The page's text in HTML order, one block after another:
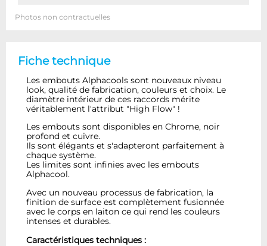
Photos non contractuelles
Fiche technique
Les embouts Alphacools sont nouveaux niveau
look, qualité de fabrication, couleurs et choix. Le
diamètre intérieur de ces raccords mérite
véritablement l'attribut "High Flow" !
Les embouts sont disponibles en Chrome, noir
profond et cuivre.
Ils sont élégants et s'adapteront parfaitement à
chaque système.
Les limites sont infinies avec les embouts
Alphacool.
Avec un nouveau processus de fabrication, la
finition de surface est complètement fusionnée
avec le corps en laiton ce qui rend les couleurs
intenses et durables.
Caractéristiques techniques :